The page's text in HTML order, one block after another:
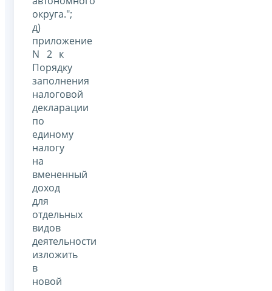
округа.";
д)
приложение
N 2 к
Порядку
заполнения
налоговой
декларации
по
единому
налогу
на
вмененный
доход
для
отдельных
видов
деятельности
изложить
в
новой